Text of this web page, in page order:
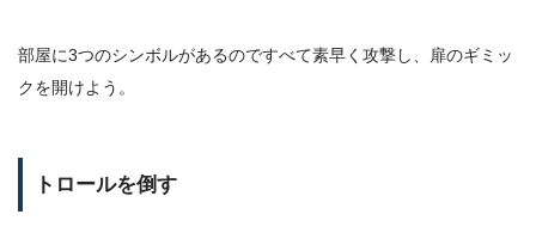
部屋に3つのシンボルがあるのですべて素早く攻撃し、扉のギミッ
クを開けよう。
トロールを倒す